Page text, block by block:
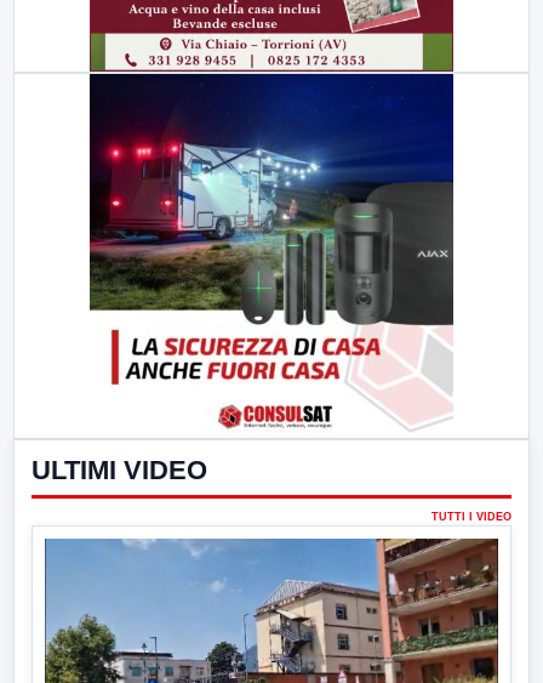
ULTIMI VIDEO
TUTTI I VIDEO